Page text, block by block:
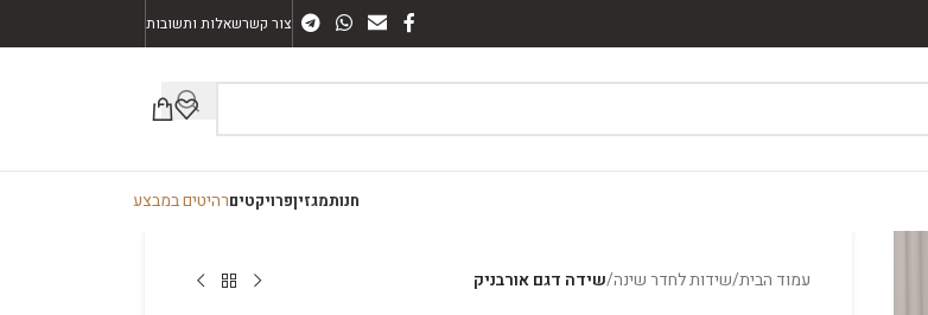
צור קשרשאלות ותשובות
חנותמגזיןפרויקטיםרהיטים במבצע
עמוד הבית/שידות לחדר שינה/שידה דגם אורבניק